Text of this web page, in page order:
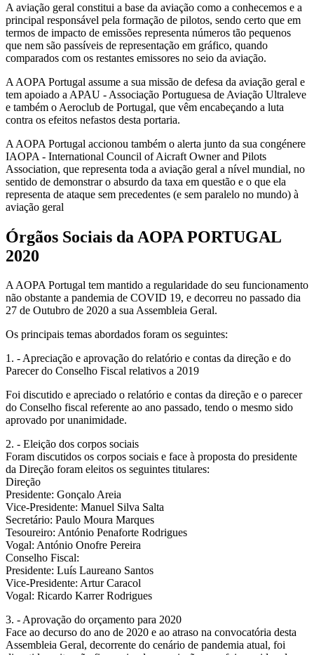
A aviação geral constitui a base da aviação como a conhecemos e a
principal responsável pela formação de pilotos, sendo certo que em
termos de impacto de emissões representa números tão pequenos
que nem são passíveis de representação em gráfico, quando
comparados com os restantes emissores no seio da aviação.
A AOPA Portugal assume a sua missão de defesa da aviação geral e
tem apoiado a APAU - Associação Portuguesa de Aviação Ultraleve
e também o Aeroclub de Portugal, que vêm encabeçando a luta
contra os efeitos nefastos desta portaria.
A AOPA Portugal accionou também o alerta junto da sua congénere
IAOPA - International Council of Aicraft Owner and Pilots
Association, que representa toda a aviação geral a nível mundial, no
sentido de demonstrar o absurdo da taxa em questão e o que ela
representa de ataque sem precedentes (e sem paralelo no mundo) à
aviação geral
Órgãos Sociais da AOPA PORTUGAL
2020
A AOPA Portugal tem mantido a regularidade do seu funcionamento
não obstante a pandemia de COVID 19, e decorreu no passado dia
27 de Outubro de 2020 a sua Assembleia Geral.
Os principais temas abordados foram os seguintes:
1. - Apreciação e aprovação do relatório e contas da direção e do
Parecer do Conselho Fiscal relativos a 2019
Foi discutido e apreciado o relatório e contas da direção e o parecer
do Conselho fiscal referente ao ano passado, tendo o mesmo sido
aprovado por unanimidade.
2. - Eleição dos corpos sociais
Foram discutidos os corpos sociais e face à proposta do presidente
da Direção foram eleitos os seguintes titulares:
Direção
Presidente: Gonçalo Areia
Vice-Presidente: Manuel Silva Salta
Secretário: Paulo Moura Marques
Tesoureiro: António Penaforte Rodrigues
Vogal: António Onofre Pereira
Conselho Fiscal:
Presidente: Luís Laureano Santos
Vice-Presidente: Artur Caracol
Vogal: Ricardo Karrer Rodrigues
3. - Aprovação do orçamento para 2020
Face ao decurso do ano de 2020 e ao atraso na convocatória desta
Assembleia Geral, decorrente do cenário de pandemia atual, foi